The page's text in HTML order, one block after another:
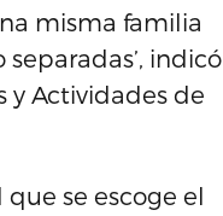
misma familia
indicó
y Actividades de
se escoge el